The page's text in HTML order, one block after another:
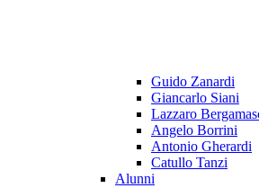
Guido Zanardi
Giancarlo Siani
Lazzaro
Angelo Borrini
Antonio Gherardi
Catullo Tanzi
Alunni